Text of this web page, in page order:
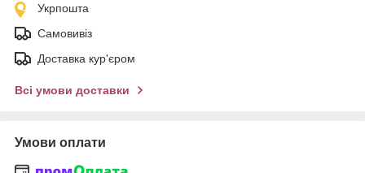
Укрпошта
Самовивіз
Доставка кур'єром
Всі умови доставки
Умови оплати